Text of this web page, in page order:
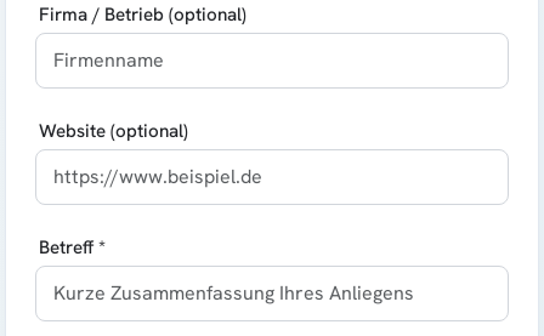
Firma / Betrieb (optional)
Website (optional)
Betreff *